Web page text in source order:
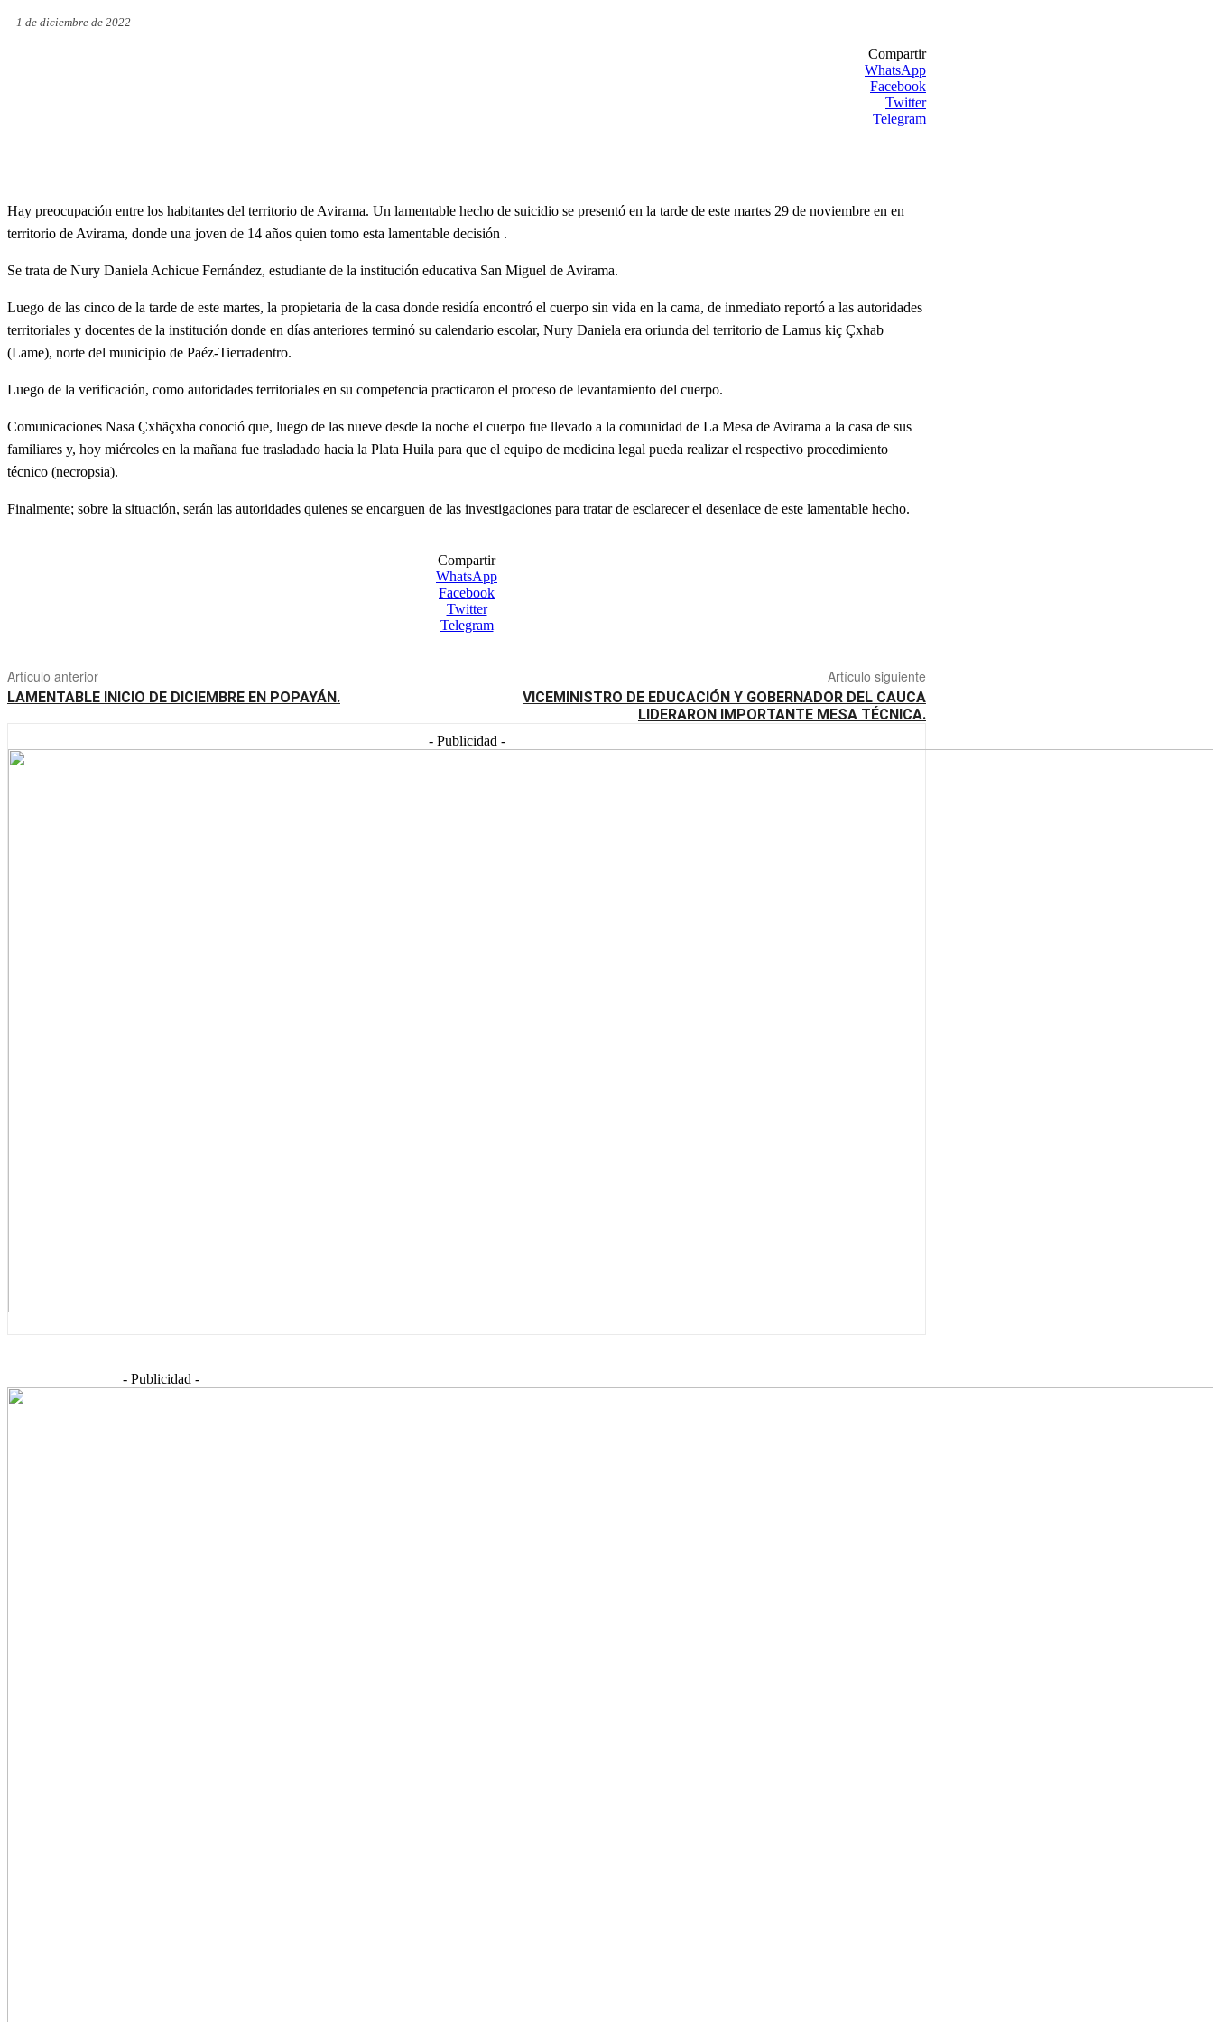
1 de diciembre de 2022
Compartir
WhatsApp
Facebook
Twitter
Telegram
Hay preocupación entre los habitantes del territorio de Avirama. Un lamentable hecho de suicidio se presentó en la tarde de este martes 29 de noviembre en en
territorio de Avirama, donde una joven de 14 años quien tomo esta lamentable decisión .
Se trata de Nury Daniela Achicue Fernández, estudiante de la institución educativa San Miguel de Avirama.
Luego de las cinco de la tarde de este martes, la propietaria de la casa donde residía encontró el cuerpo sin vida en la cama, de inmediato reportó a las autoridades
territoriales y docentes de la institución donde en días anteriores terminó su calendario escolar, Nury Daniela era oriunda del territorio de Lamus kiç Çxhab
(Lame), norte del municipio de Paéz-Tierradentro.
Luego de la verificación, como autoridades territoriales en su competencia practicaron el proceso de levantamiento del cuerpo.
Comunicaciones Nasa Çxhãçxha conoció que, luego de las nueve desde la noche el cuerpo fue llevado a la comunidad de La Mesa de Avirama a la casa de sus
familiares y, hoy miércoles en la mañana fue trasladado hacia la Plata Huila para que el equipo de medicina legal pueda realizar el respectivo procedimiento
técnico (necropsia).
Finalmente; sobre la situación, serán las autoridades quienes se encarguen de las investigaciones para tratar de esclarecer el desenlace de este lamentable hecho.
Compartir
WhatsApp
Facebook
Twitter
Telegram
Artículo anterior
LAMENTABLE INICIO DE DICIEMBRE EN POPAYÁN.
Artículo siguiente
VICEMINISTRO DE EDUCACIÓN Y GOBERNADOR DEL CAUCA
LIDERARON IMPORTANTE MESA TÉCNICA.
- Publicidad -
- Publicidad -